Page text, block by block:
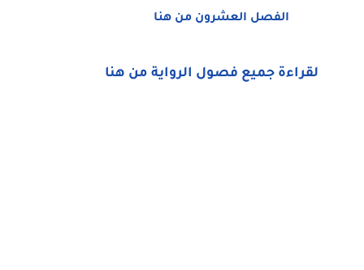
الفصل العشرون من هنا
لقراءة جميع فصول الرواية من هنا